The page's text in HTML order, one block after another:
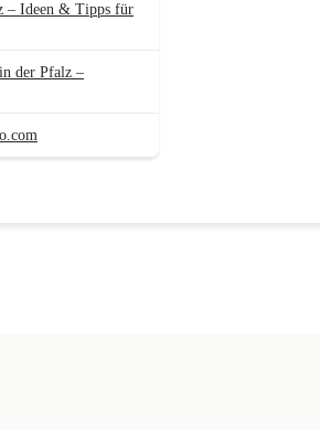
– Ideen & Tipps für
der Pfalz –